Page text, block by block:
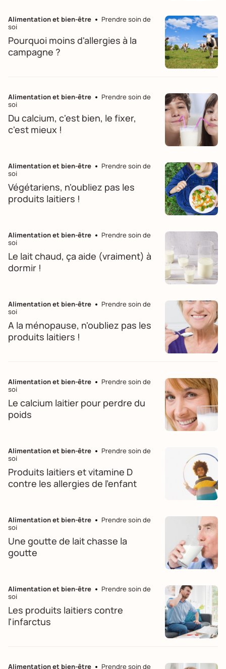
Alimentation et bien-être
Prendre soin de
soi
Pourquoi moins d'allergies à la
campagne ?
Alimentation et bien-être
Prendre soin de
soi
Du calcium, c'est bien, le fixer,
c'est mieux !
Alimentation et bien-être
Prendre soin de
soi
Végétariens, n'oubliez pas les
produits laitiers !
Alimentation et bien-être
Prendre soin de
soi
Le lait chaud, ça aide (vraiment) à
dormir !
Alimentation et bien-être
Prendre soin de
soi
A la ménopause, n'oubliez pas les
produits laitiers !
Alimentation et bien-être
Prendre soin de
soi
Le calcium laitier pour perdre du
poids
Alimentation et bien-être
Prendre soin de
soi
Produits laitiers et vitamine D
contre les allergies de l'enfant
Alimentation et bien-être
Prendre soin de
soi
Une goutte de lait chasse la
goutte
Alimentation et bien-être
Prendre soin de
soi
Les produits laitiers contre
l'infarctus
Alimentation et bien-être Prendre soin de